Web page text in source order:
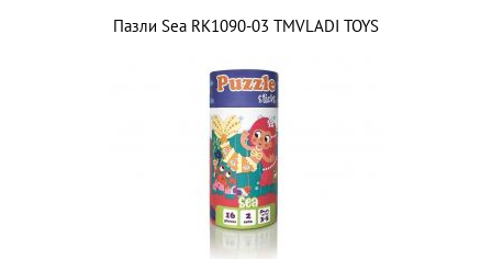
Пазли Sea RK1090-03 ТМVLADI TOYS